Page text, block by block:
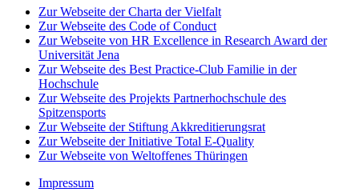
Zur Webseite der Charta der Vielfalt
Zur Webseite des Code of Conduct
Zur Webseite von HR Excellence in Research Award der
Universität Jena
Zur Webseite des Best Practice-Club Familie in der
Hochschule
Zur Webseite des Projekts Partnerhochschule des
Spitzensports
Zur Webseite der Stiftung Akkreditierungsrat
Zur Webseite der Initiative Total E-Quality
Zur Webseite von Weltoffenes Thüringen
Impressum